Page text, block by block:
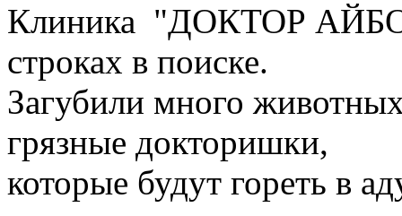
Клиника "ДОКТОР
строках в поиске.
Загубили много
грязные докторишки,
которые будут гореть в